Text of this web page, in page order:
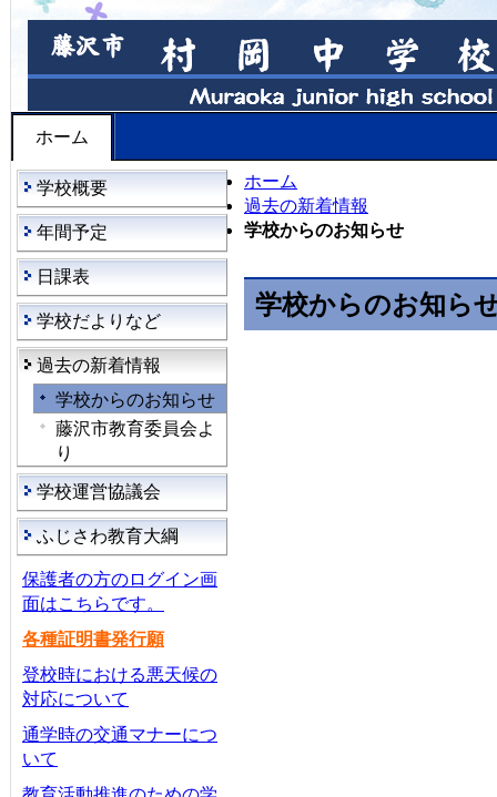
ホーム
学校概要
年間予定
日課表
学校だよりなど
過去の新着情報
学校からのお知らせ
藤沢市教育委員会よ
り
学校運営協議会
ふじさわ教育大綱
保護者の方のログイン画
面はこちらです。
各種証明書発行願
登校時における悪天候の
対応について
通学時の交通マナーにつ
いて
ホーム
過去の新着情報
学校からのお知らせ
学校からのお知ら